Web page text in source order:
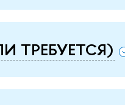
ТРЕБУЕТСЯ)